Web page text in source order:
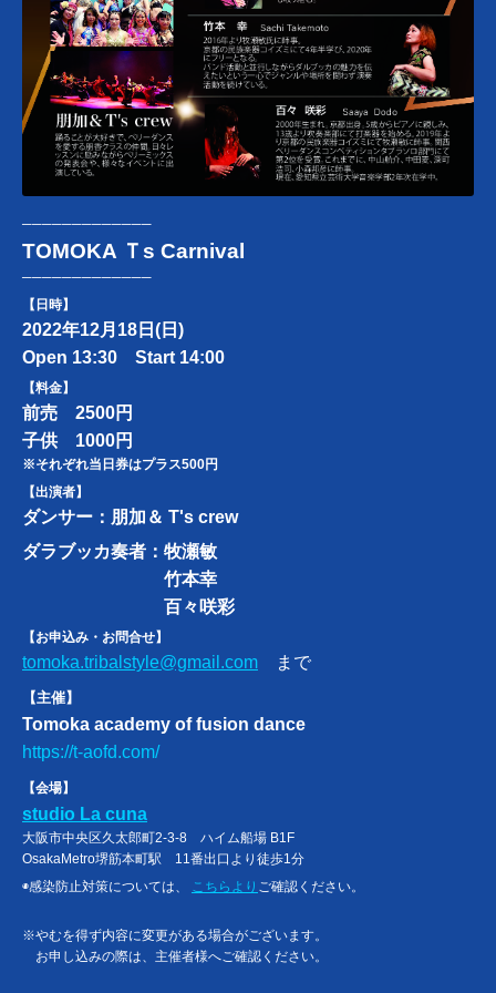
─────────────
TOMOKA Ｔs Carnival
─────────────
【日時】
2022年12月18日(日)
Open 13:30 Start 14:00
【料金】
前売 2500円
子供 1000円
※それぞれ当日券はプラス500円
【出演者】
ダンサー： 朋加＆ T's crew
ダラブッカ奏者： 牧瀬敏
竹本幸
百々咲彩
【お申込み・お問合せ】
tomoka.tribalstyle@gmail.com まで
【主催】
Tomoka academy of fusion dance
https://t-aofd.com/
【会場】
studio La cuna
大阪市中央区久太郎町2-3-8 ハイム船場 B1F
OsakaMetro堺筋本町駅 11番出口より徒歩1分
◉感染防止対策については、
こちらより ご確認ください。
※やむを得ず内容に変更がある場合がございます。
お申し込みの際は、主催者様へご確認ください。